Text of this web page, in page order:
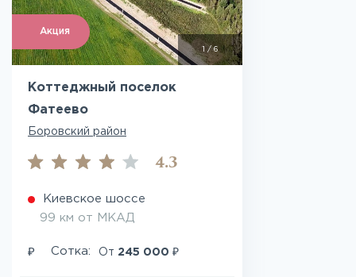
Акция
/6
Коттеджный поселок
Фатеево
Боровский район
4.3
Киевское шоссе
99 км от МКАД
₽ Сотка: От 245 000 ₽